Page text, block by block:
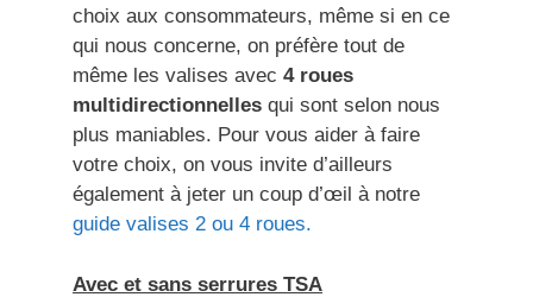
choix aux consommateurs, même si en ce
qui nous concerne, on préfère tout de
même les valises avec 4 roues
multidirectionnelles qui sont selon nous
plus maniables. Pour vous aider à faire
votre choix, on vous invite d’ailleurs
également à jeter un coup d’œil à notre
guide valises 2 ou 4 roues.
Avec et sans serrures TSA